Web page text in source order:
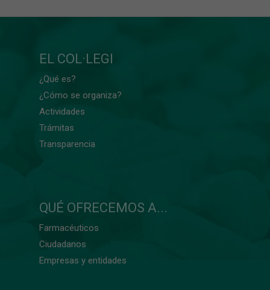
EL COL·LEGI
¿Qué es?
¿Cómo se organiza?
Actividades
Trámitas
Transparencia
QUÉ OFRECEMOS A...
Farmacéuticos
Ciudadanos
Empresas y entidades